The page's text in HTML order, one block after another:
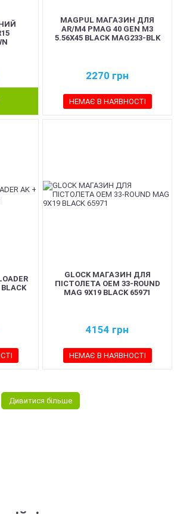
MAGPUL МАГАЗИН ДЛЯ
AR/M4 PMAG 40 GEN M3
5.56X45 BLACK MAG233-BLK
2270 грн
НЕМАЄ В НАЯВНОСТІ
GLOCK МАГАЗИН ДЛЯ
ПІСТОЛЕТА OEM 33-ROUND
MAG 9X19 BLACK 65971
4154 грн
НЕМАЄ В НАЯВНОСТІ
Дивитися більше